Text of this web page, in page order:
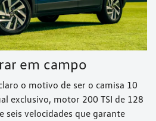
em campo
o motivo de ser o camisa 10
exclusivo, motor 200 TSI de 128
seis velocidades que garante